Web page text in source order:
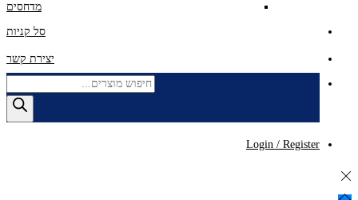
מדחסים
סל קניות
יצירת קשר
Products
Login / Register